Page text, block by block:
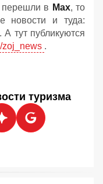
в Мах, то
новости и туда:
. А тут публикуются
zoj_news .
туризма